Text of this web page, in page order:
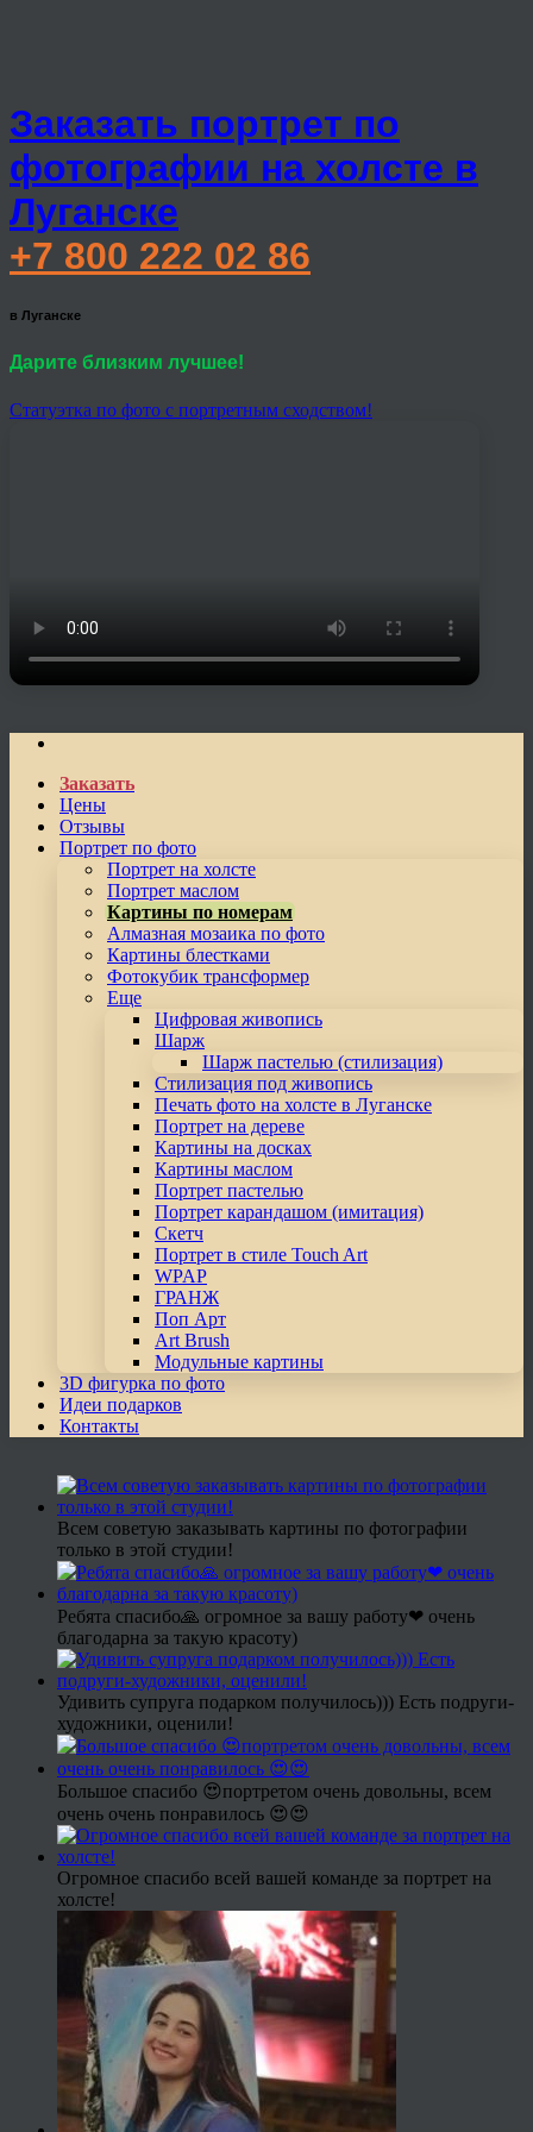
Заказать портрет по
фотографии на холсте в
Луганске
+7 800 222 02 86
в Луганске
Дарите близким лучшее!
Статуэтка по фото с портретным сходством!
Заказать
Цены
Отзывы
Портрет по фото
Портрет на холсте
Портрет маслом
Картины по номерам
Алмазная мозаика по фото
Картины блестками
Фотокубик трансформер
Еще
Цифровая живопись
Шарж
Шарж пастелью (стилизация)
Стилизация под живопись
Печать фото на холсте в Луганске
Портрет на дереве
Картины на досках
Картины маслом
Портрет пастелью
Портрет карандашом (имитация)
Скетч
Портрет в стиле Touch Art
WPAP
ГРАНЖ
Поп Арт
Art Brush
Модульные картины
3D фигурка по фото
Идеи подарков
Контакты
Всем советую заказывать картины по фотографии
только в этой студии!
Ребята спасибо🙏 огромное за вашу работу❤ очень
благодарна за такую красоту)
Удивить супруга подарком получилось))) Есть подруги-
художники, оценили!
Большое спасибо 😍портретом очень довольны, всем
очень очень понравилось 😍😍
Огромное спасибо всей вашей команде за портрет на
холсте!